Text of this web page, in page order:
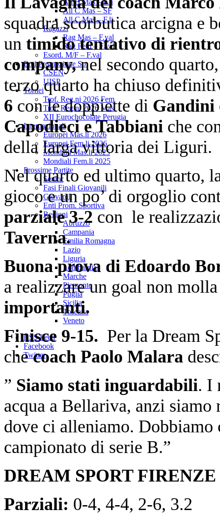
All B Mas – F.li
All C Mas – SF
All C Mas – F.li
Ragazzi
Rag Mas – F.val
Rag Fem – F.val
Esord. M/F – F.val
Enti Promozione Sp.
CSEN
UISP
Tornei
Trof. Reg.ni 2026 Fem
Trof. Reg.ni 2026 Mas
XII Eurochocolate Perugia
Internazionali
Europei Mas.li 2026
Europei Fem.li 2026
Mondiali Mas.li 2025
Mondiali Fem.li 2025
Prossime Partite
Senior
Fasi Finali Giovanili
Giovanili
Enti Prom. Sportiva
Regioni
Abruzzo
Campania
Emilia Romagna
Lazio
Liguria
Lombardia
Marche
Piemonte
Puglia
Sicilia
Toscana
Veneto
RSS Feed
Facebook
Twitter
squadra scorbutica arcigna e
un timido tentativo di
company,nel secondo
terzo quarto ha chiuso
6 con le doppiette di Gandini
Capodieci e Tabbiani che
della larga vittoria dei Liguri.
Nel quarto ed ultimo quarto,
gioco e un po’ di orgoglio
parziale 3-2 con le
Taverna.
Buona prova di Edoardo
a realizzare un goal non
importanti.
Finisce 9-15. Per la Dream
checoach Paolo Malara
” Siamo stati inguardabili. I
acqua a Bellariva, anzi
dove ci alleniamo. Dobbiamo
campionato di serie B.”
DREAM SPORT
Parziali: 0-4, 4-4, 2-6, 3.2